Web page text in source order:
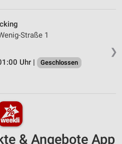
❯
Straße 1
Uhr |
Geschlossen
& Angebote App